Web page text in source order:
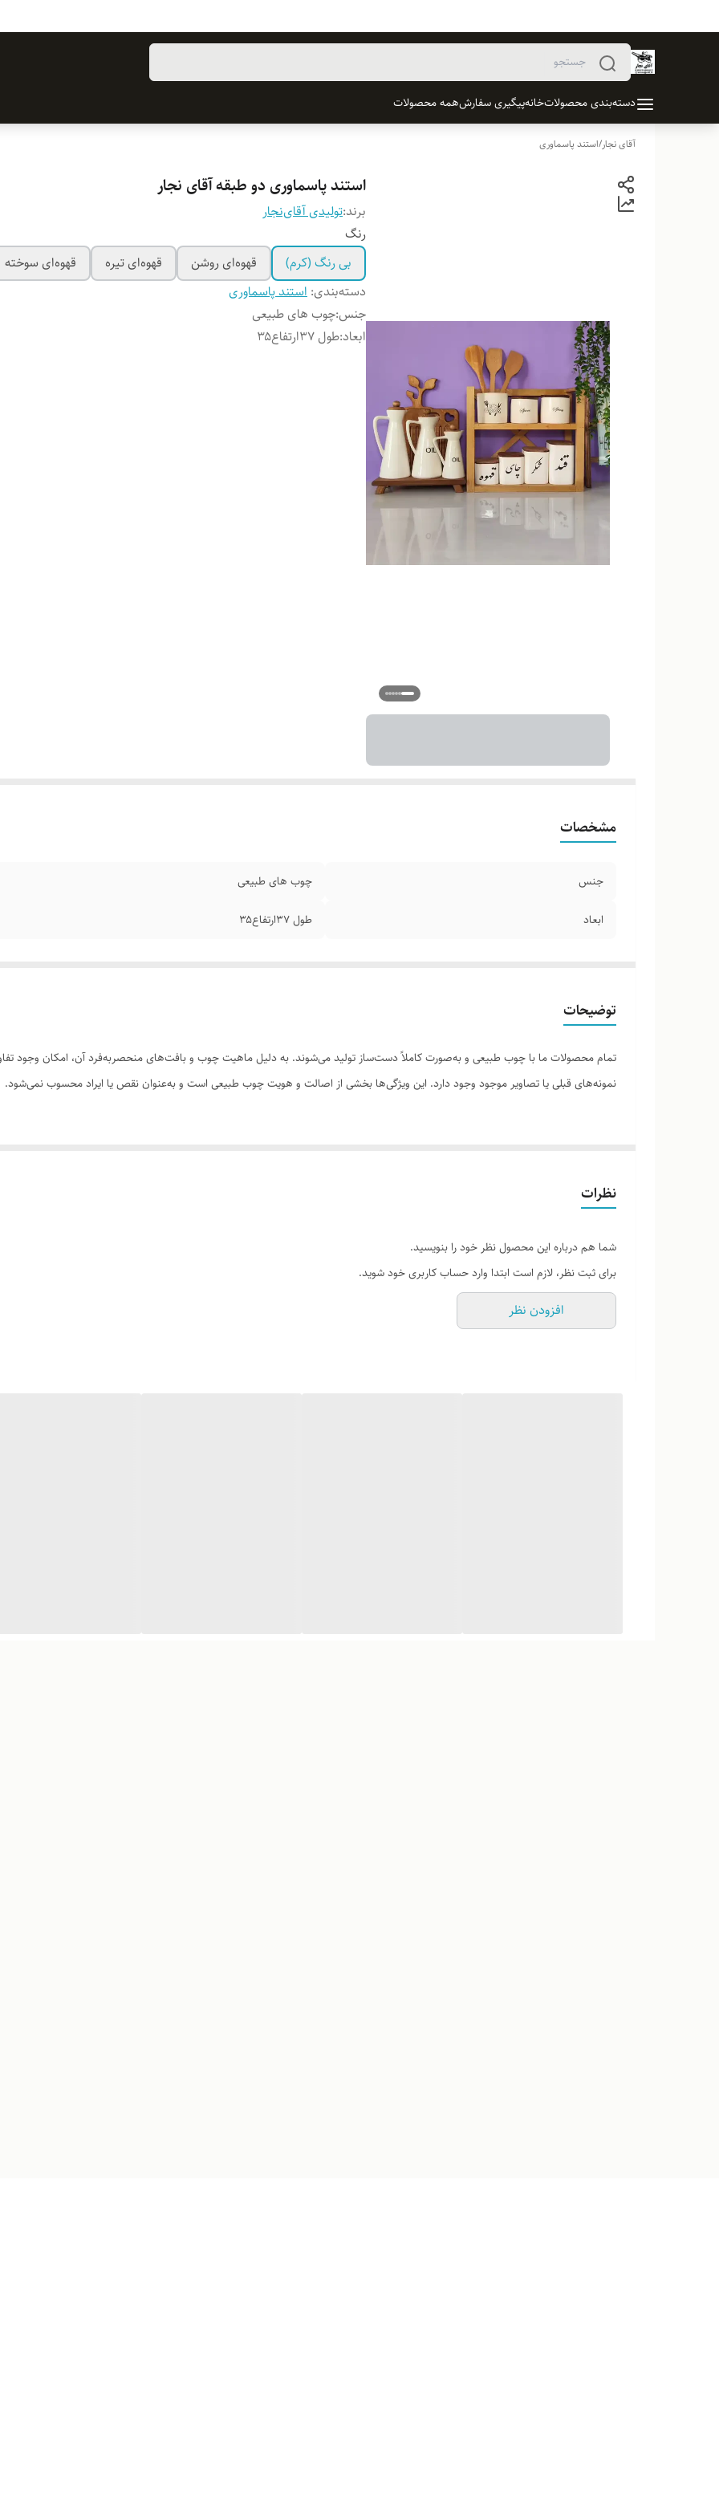
دسته‌بندی محصولاتخانهپیگیری سفارشهمه محصولات
آقای نجار/استند پاسماوری
استند پاسماوری دو طبقه آقای نجار
برند:تولیدی آقای‌نجار
رنگ
بی رنگ (کرم)
قهوه‌ای روشن قهوه‌ای تیره
قهوه‌ای سوخته
دسته‌بندی: استند پاسماوری
جنس:چوب های طبیعی
ابعاد:طول ۳۷ارتفاع۳۵
مشخصات
جنس چوب های طبیعی
ابعاد طول ۳۷ارتفاع۳۵
توضیحات
تمام محصولات ما با چوب طبیعی و به‌صورت کاملاً دست‌ساز تولید می‌شوند. به دلیل ماهیت چوب و بافت‌های منحصر‌به‌فرد آن، امکان وجود
نمونه‌های قبلی یا تصاویر موجود وجود دارد. این ویژگی‌ها بخشی از اصالت و هویت چوب طبیعی است و به‌عنوان نقص یا ایراد محسوب نمی‌شود.
لطفاً پیش از ثبت سفارش، تصاویر کارگاهی هر محصول را بررسی کنید. ثبت سفارش به‌منزله‌ی پذیرش این موارد و آگاهی از ویژگی‌های طبیعی
نظرات
شما هم درباره این محصول نظر خود را بنویسید.
برای ثبت نظر، لازم است ابتدا وارد حساب کاربری خود شوید.
افزودن نظر